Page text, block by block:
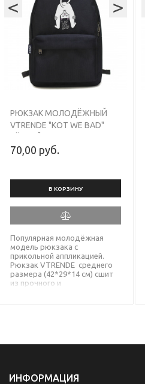
любого возраста и для
любых целей.
< >
РЮКЗАК МОЛОДЁЖНЫЙ
VTRENDE "КОТ WE BAD"
70,00 руб.
В КОРЗИНУ
Популярная молодёжная
модель рюкзака с
прикольной аппликацией.
Рюкзак VTRENDE среднего
размера (42*29*14 см) сшит
из прочного и
для парней и девушек
ИНФОРМАЦИЯ